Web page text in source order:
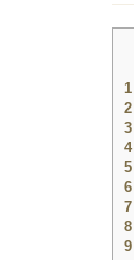
1
2
3
4
5
6
7
8
9